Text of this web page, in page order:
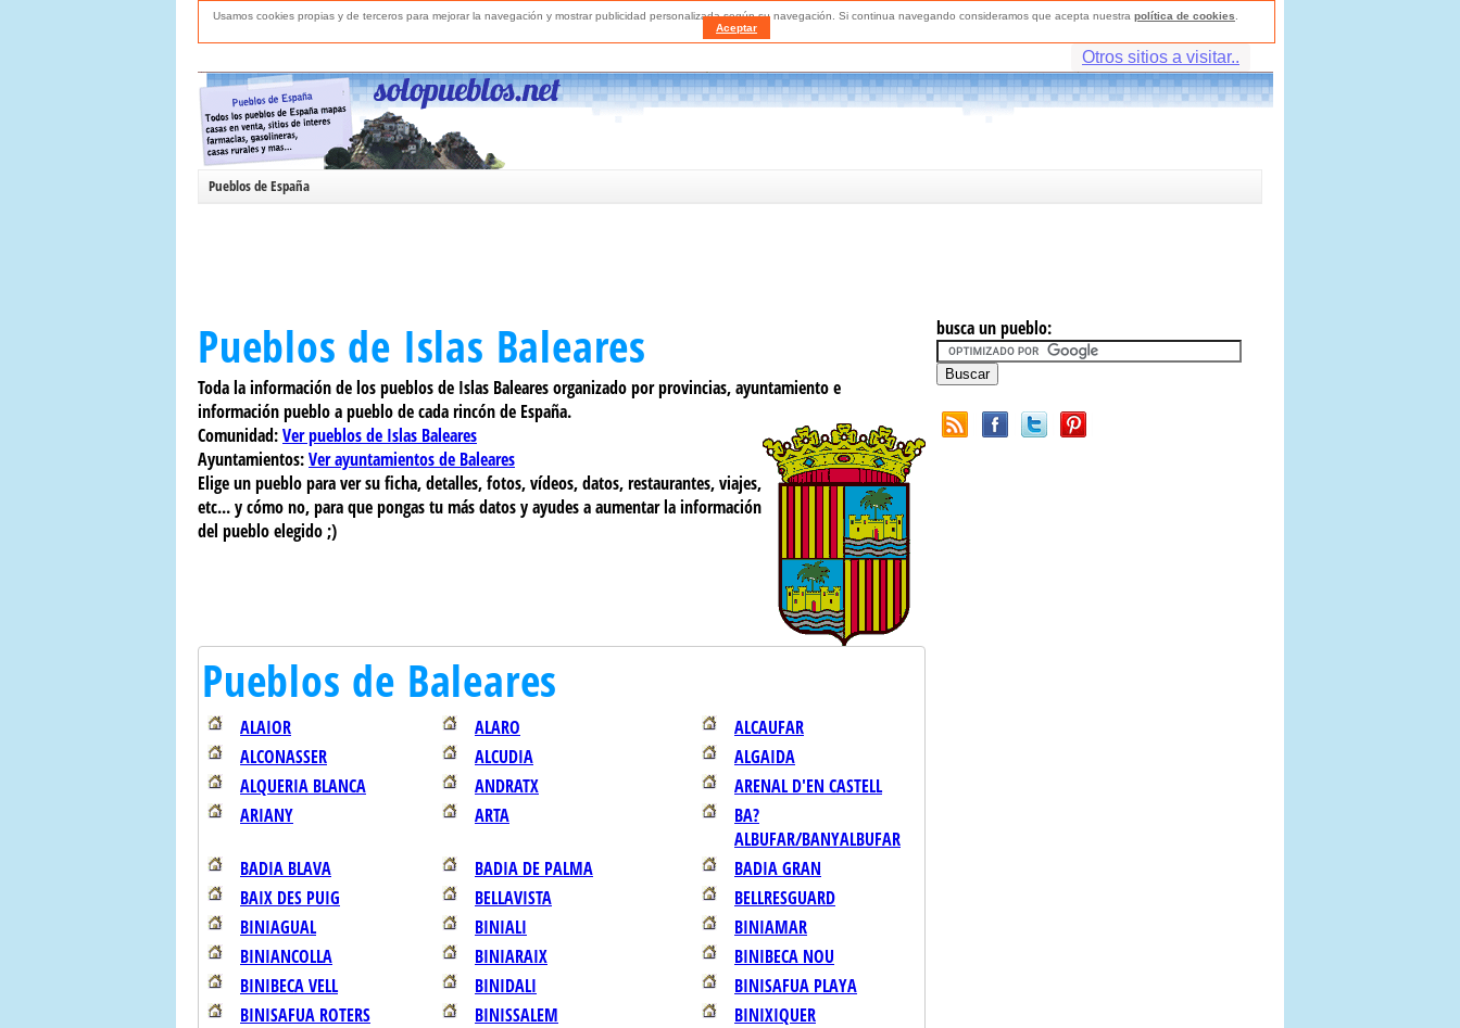
Usamos cookies propias y de terceros para mejorar la navegación y mostrar publicidad personalizada según su navegación. Si continua navegando consideramos que acepta nuestra política de cookies
Aceptar
Otros sitios a visitar..
Pueblos de España
Pueblos de Islas Baleares
Toda la información de los pueblos de Islas Baleares organizado por provincias, ayuntamiento e
información pueblo a pueblo de cada rincón de España.
Comunidad:Ver pueblos de Islas Baleares
Ayuntamientos:Ver ayuntamientos de Baleares
Elige un pueblo para ver su ficha, detalles, fotos, vídeos, datos, restaurantes, viajes,
etc... y cómo no, para que pongas tu más datos y ayudes a aumentar la información
del pueblo elegido ;)
Pueblos de Baleares
ALAIOR ALARO
ALCAUFAR
ALCONASSER
ALCUDIA
ALGAIDA
ALQUERIA BLANCA
ANDRATX
ARENAL D'EN CASTELL
ARIANY
ARTA
BA?
ALBUFAR/BANYALBUFAR
BADIA BLAVA
BADIA DE PALMA
BADIA GRAN
BAIX DES PUIG
BELLAVISTA
BELLRESGUARD
BINIAGUAL
BINIALI
BINIAMAR
BINIANCOLLA
BINIARAIX
BINIBECA NOU
BINIBECA VELL
BINIDALI
BINISAFUA PLAYA
BINISAFUA ROTERS
BINISSALEM
BINIXIQUER
busca un pueblo: